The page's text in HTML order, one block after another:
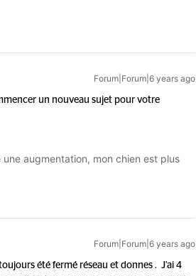
Forum|Forum|6 years ago
un nouveau sujet pour votre
augmentation, mon chien est plus
Forum|Forum|6 years ago
été fermé réseau et donnes . J’ai 4